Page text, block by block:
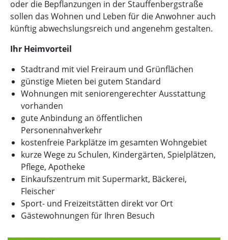
oder die Bepflanzungen in der Stauffenbergstraße
sollen das Wohnen und Leben für die Anwohner auch
künftig abwechslungsreich und angenehm gestalten.
Ihr Heimvorteil
Stadtrand mit viel Freiraum und Grünflächen
günstige Mieten bei gutem Standard
Wohnungen mit seniorengerechter Ausstattung
vorhanden
gute Anbindung an öffentlichen
Personennahverkehr
kostenfreie Parkplätze im gesamten Wohngebiet
kurze Wege zu Schulen, Kindergärten, Spielplätzen,
Pflege, Apotheke
Einkaufszentrum mit Supermarkt, Bäckerei,
Fleischer
Sport- und Freizeitstätten direkt vor Ort
Gästewohnungen für Ihren Besuch